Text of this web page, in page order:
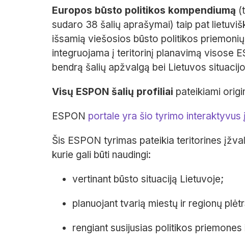
Europos būsto politikos kompendiumą
sudaro 38 šalių aprašymai) taip pat
išsamią viešosios būsto politikos
integruojama į teritorinį planavimą visose
bendrą šalių apžvalgą bei Lietuvos
Visų ESPON šalių profiliai pateikiami
ESPON portale yra šio tyrimo interaktyvus
Šis ESPON tyrimas pateikia teritorines
kurie gali būti naudingi:
vertinant būsto situaciją Lietuvoje;
planuojant tvarią miestų ir regionų
rengiant susijusias politikos